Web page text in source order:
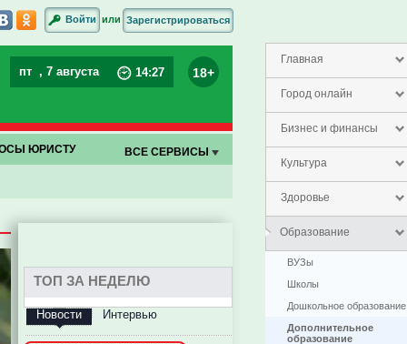
Главная
Город онлайн
Бизнес и финансы
Культура
Здоровье
Образование
ВУЗы
Школы
Дошкольное образование
Дополнительное
образование
Войти или Зарегистрироваться
пт , 7 августа 14:27 18+
ЮРИСТУ ВСЕ СЕРВИСЫ
ТОП ЗА НЕДЕЛЮ
Новости Интервью